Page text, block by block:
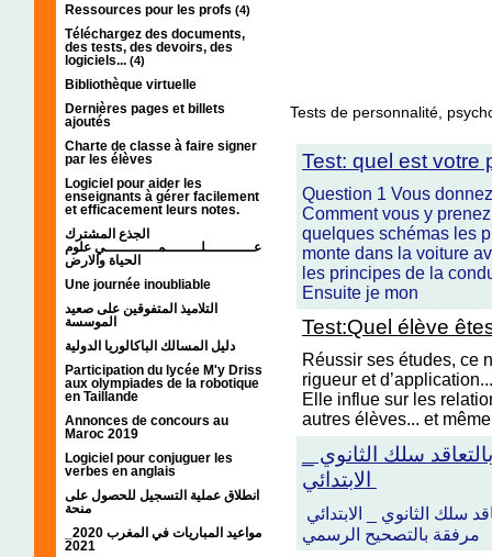
Ressources pour les profs (4)
Téléchargez des documents,
des tests, des devoirs, des
logiciels... (4)
Bibliothèque virtuelle
Dernières pages et billets
ajoutés
Charte de classe à faire signer
par les élèves
Logiciel pour aider les
enseignants à gérer facilement
et efficacement leurs notes.
الجذع المشترك
عـــــــــــلــــــــمــــــــــــي علوم
الحياة والارض
Une journée inoubliable
التلاميذ المتفوقين على صعيد
الموسسة
دليل المسالك الباكالوريا الدولية
Participation du lycée M'y Driss
aux olympiades de la robotique
en Taillande
Annonces de concours au
Maroc 2019
Logiciel pour conjuguer les
verbes en anglais
انطلاق عملية التسجيل للحصول على
منحة
2021
Tests de personnalité,
Test: quel est votre
Question 1 Vous
Comment vous y
quelques schémas les
monte dans la voiture
les principes de la
Ensuite je mon
Test:Quel élève
Réussir ses études, ce
rigueur et
Elle influe sur les
autres élèves... et
سلك الثانوي _
سلك الثانوي _ الابتدائي
مرفقة بالتصحيح الرسمي